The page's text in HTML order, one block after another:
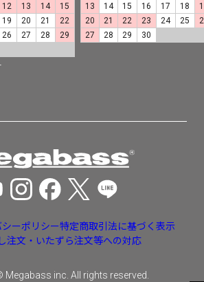
12 13 14
15
19 20 21
22
26 27 28
29
13
14 15 16 17 18
20
21 22 23 24 25
27
28 29 30
ーポリシー特定商取引法に基づく表示
注文・いたずら注文等への対応
Megabass inc. All rights reserved.